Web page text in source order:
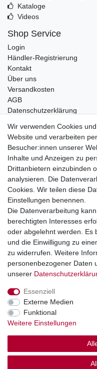
Kataloge
Videos
Shop Service
Login
Händler-Registrierung
Kontakt
Über uns
Versandkosten
AGB
Datenschutzerklärung
Telefonische Beratung und
+49 2851 5895-0
Montag - Donnerstag:
Freitag: 08.00 - 16.00 Uhr
Wir sind ein Großhandel,
Endkunde direkt an
Dank!
Widerrufs­recht
Wir verwenden Cookies
Website und verarbeiten
Besucher:innen unserer
Inhalte und Anzeigen zu
Drittanbietern einzubinden
analysieren. Die
Cookies. Wir teilen diese
Einstellungen benennen.
Die Datenverarbeitung
berechtigten Interesses
oder abgelehnt werden. Es
und die Einwilligung zu
zu widerrufen. Weitere
personenbezogener Daten
unserer
Essenziell
Externe Medien
Funktional
Weitere Einstellungen